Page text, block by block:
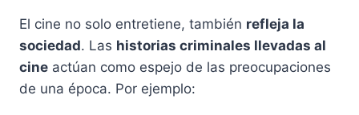
El cine no solo entretiene, también refleja la
sociedad. Las historias criminales llevadas al
cine actúan como espejo de las preocupaciones
de una época. Por ejemplo: